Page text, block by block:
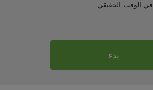
في الوقت الحقيقي.
بدء